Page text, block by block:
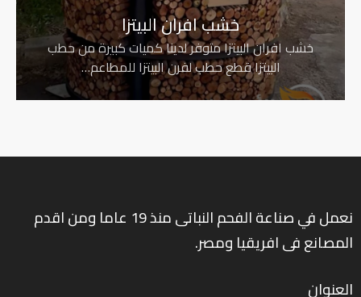
خشب افران البيتزا
خشب افران البيتزا متوفر لدينا كميات كبيرة من حطب
البيتزا قطع حطب لفرن البيتزا للمطاعم…
نعمل في صناعة الفحم النباتى منذ 19 عاما ومن اقدم
المصانع فى افريقيا ومصر.
العنوان